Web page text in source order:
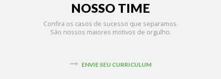
NOSSO TIME
Confira os casos de sucesso que separamos.
São nossos maiores motivos de orgulho.
ENVIE SEU CURRICULUM